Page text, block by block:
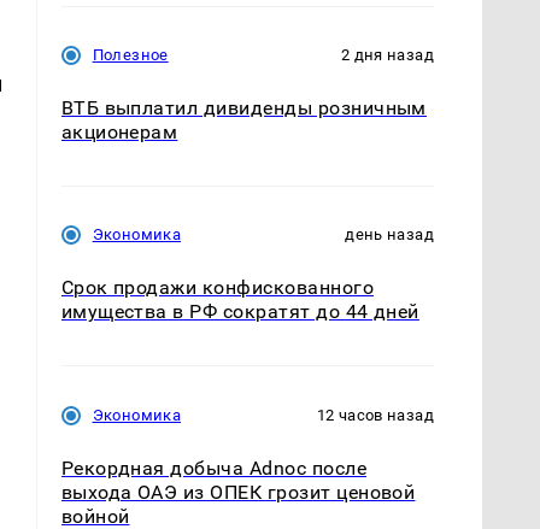
Полезное 2 дня назад
ВТБ выплатил дивиденды розничным
акционерам
Экономика день назад
Срок продажи конфискованного
имущества в РФ сократят до 44 дней
Экономика 12 часов назад
Рекордная добыча Adnoc после
выхода ОАЭ из ОПЕК грозит ценовой
войной